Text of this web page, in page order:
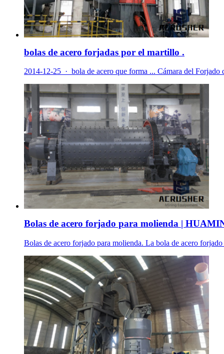
bolas de acero forjadas por el martillo .
2014-12-25 · bola de acero que forma ... Cámara del
Bolas de acero forjado para molienda |
Bolas de acero forjado para molienda. La bola de acero